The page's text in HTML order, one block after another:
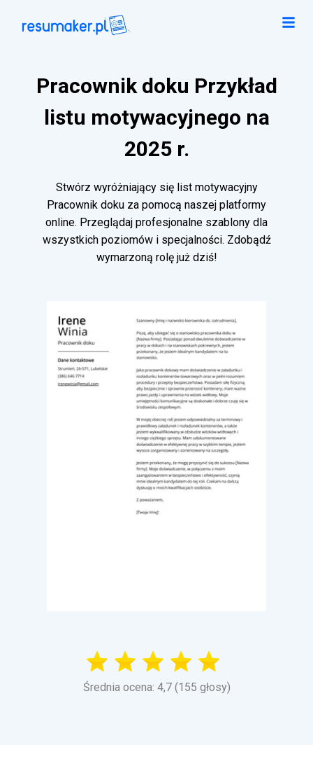
Pracownik doku Przykład
listu motywacyjnego na
2025 r.
Stwórz wyróżniający się list motywacyjny
Pracownik doku za pomocą naszej platformy
online. Przeglądaj profesjonalne szablony dla
wszystkich poziomów i specjalności. Zdobądź
wymarzoną rolę już dziś!
Średnia ocena: 4,7 (155 głosy)